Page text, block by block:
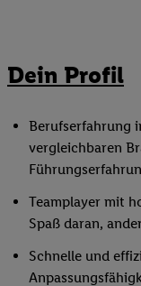
Dein Profil
Berufserfahrung
vergleichbaren
Teamplayer mit
Spaß daran,
Schnelle und